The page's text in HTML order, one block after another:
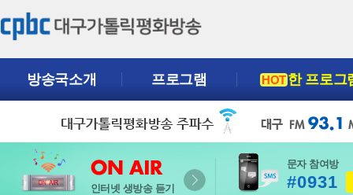
방송국소개 프로그램 HOT한 프로그
인터넷 생방송 듣기
문자 참여방
#0931